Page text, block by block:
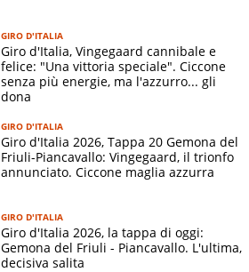
GIRO D'ITALIA
Giro d'Italia, Vingegaard cannibale e
felice: "Una vittoria speciale". Ciccone
senza più energie, ma l'azzurro... gli
dona
GIRO D'ITALIA
Giro d'Italia 2026, Tappa 20 Gemona del
Friuli-Piancavallo: Vingegaard, il trionfo
annunciato. Ciccone maglia azzurra
GIRO D'ITALIA
Giro d'Italia 2026, la tappa di oggi:
Gemona del Friuli - Piancavallo. L'ultima,
decisiva salita